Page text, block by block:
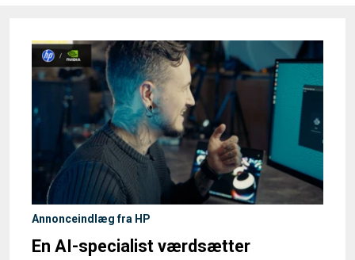
Annonceindlæg fra HP
En AI-specialist værdsætter